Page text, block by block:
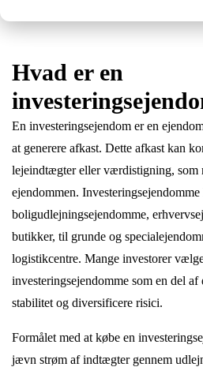
Hvad er en
En investeringsejendom er en
at generere afkast. Dette afkast kan
lejeindtægter eller værdistigning, som
ejendommen.
boligudlejningsejendomme,
butikker, til grunde og
logistikcentre. Mange investorer
investeringsejendomme som en del
stabilitet og diversificere risici.
Formålet med at købe en
jævn strøm af indtægter gennem